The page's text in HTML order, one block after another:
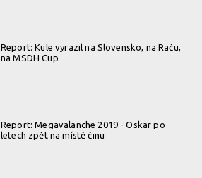
Report: Kule vyrazil na Slovensko, na Raču,
na MSDH Cup
Report: Megavalanche 2019 - Oskar po
letech zpět na místě činu